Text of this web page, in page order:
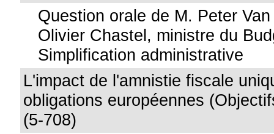
Question orale de M. Peter
Olivier Chastel, ministre du
Simplification administrative
L'impact de l'amnistie fiscale
obligations européennes
(5-708)